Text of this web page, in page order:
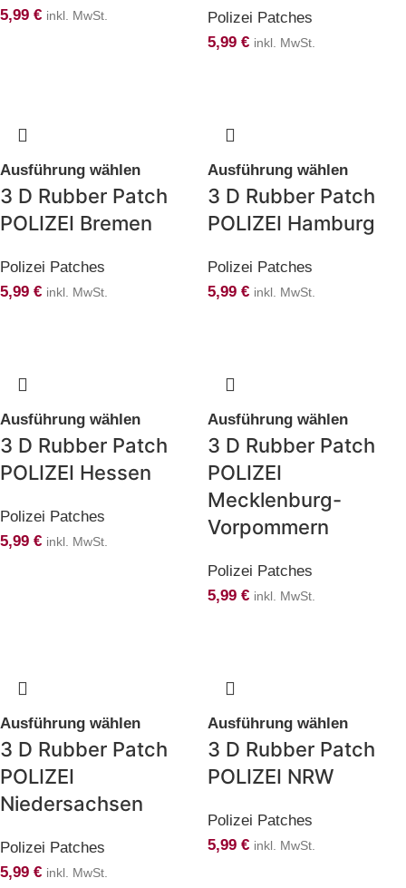
5,99 € inkl. MwSt.
Polizei Patches
5,99 € inkl. MwSt.
Ausführung wählen
3 D Rubber Patch
POLIZEI Bremen
Polizei Patches
5,99 € inkl. MwSt.
Ausführung wählen
3 D Rubber Patch
POLIZEI Hamburg
Polizei Patches
5,99 € inkl. MwSt.
Ausführung wählen
3 D Rubber Patch
POLIZEI Hessen
Polizei Patches
5,99 € inkl. MwSt.
Ausführung wählen
3 D Rubber Patch
POLIZEI
Mecklenburg-
Vorpommern
Polizei Patches
5,99 € inkl. MwSt.
Ausführung wählen
3 D Rubber Patch
POLIZEI
Niedersachsen
Polizei Patches
5,99 € inkl. MwSt.
Ausführung wählen
3 D Rubber Patch
POLIZEI NRW
Polizei Patches
5,99 € inkl. MwSt.